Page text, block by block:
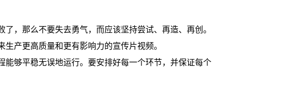
，那么不要失去勇气，而应该坚持尝试、再造、再创。
产更高质量和更有影响力的宣传片视频。
够平稳无误地运行。要安排好每一个环节，并保证每个